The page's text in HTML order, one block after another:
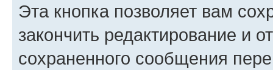
Эта кнопка позволяет вам
закончить редактирование и
сохраненного сообщения